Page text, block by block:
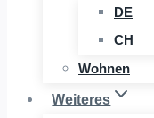
DE
CH
Wohnen
Weiteres